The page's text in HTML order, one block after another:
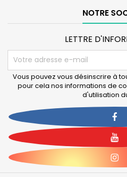
NOTRE
LETTRE
Vous pouvez vous désinscrire à
pour cela nos informations de
d'utilisation